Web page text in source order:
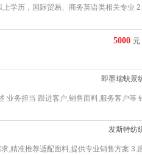
学历，国际贸易、商务英语类相关专业
5000 元
即墨瑞蚨景
业务担当 跟进客户,销售面料,服务客户等
发斯特纺
,精准推荐适配面料,提供专业销售方案 3.